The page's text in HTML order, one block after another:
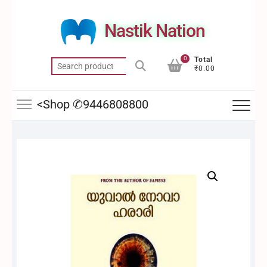
Nastik Nation
Search
for:
0
Total
₹0.00
<Shop ✆9446808800